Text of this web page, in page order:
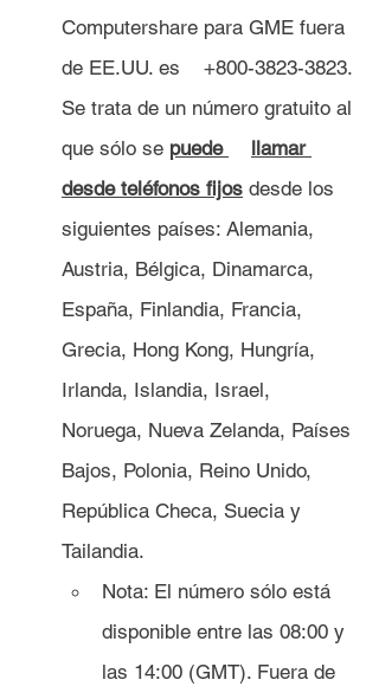
Computershare para GME fuera
de EE.UU. es 	+800-3823-3823.
Se trata de un número gratuito al
que sólo se puede 	llamar
desde teléfonos fijos desde los
siguientes países: Alemania,
Austria, Bélgica, Dinamarca,
España, Finlandia, Francia,
Grecia, Hong Kong, Hungría,
Irlanda, Islandia, Israel,
Noruega, Nueva Zelanda, Países
Bajos, Polonia, Reino Unido,
República Checa, Suecia y
Tailandia.
Nota: El número sólo está
disponible entre las 08:00 y
las 14:00 (GMT). Fuera de